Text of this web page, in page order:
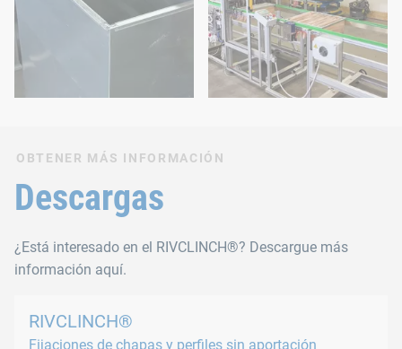
OBTENER MÁS INFORMACIÓN
Descargas
¿Está interesado en el RIVCLINCH®? Descargue más
información aquí.
RIVCLINCH®
Fijaciones de chapas y perfiles sin aportación